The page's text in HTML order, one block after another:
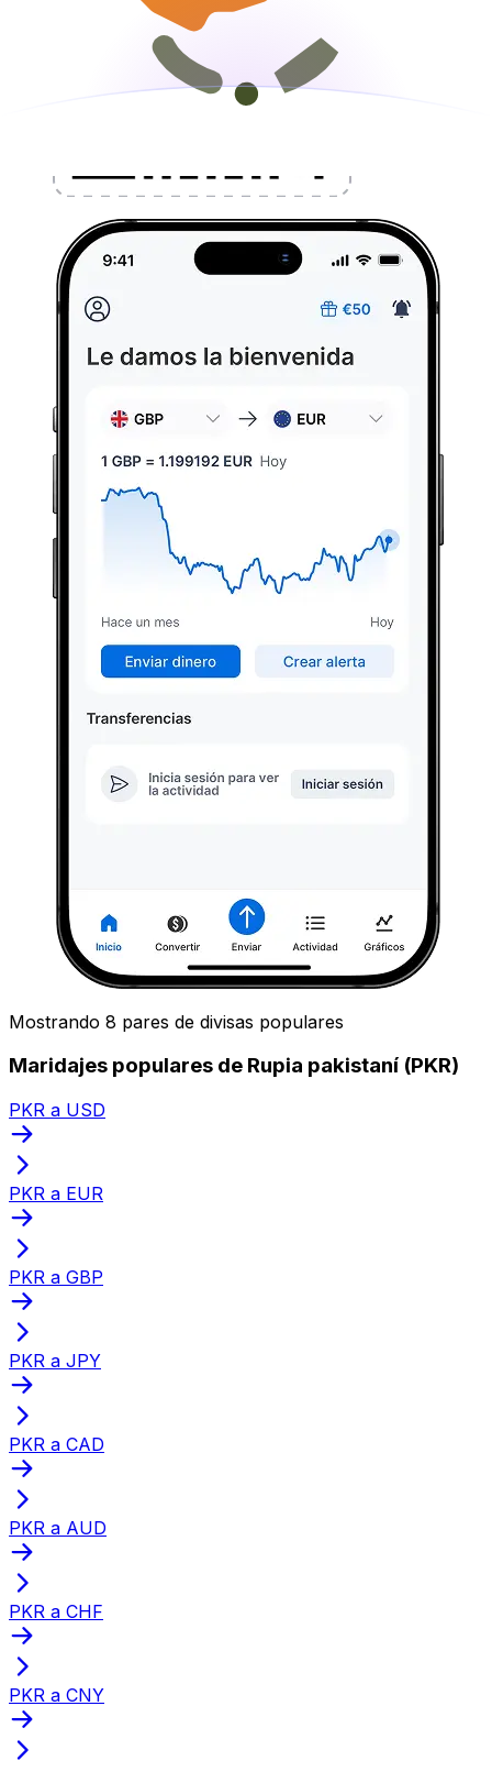
Mostrando 8 pares de divisas populares
Maridajes populares de Rupia pakistaní (PKR)
PKR a USD
PKR a EUR
PKR a GBP
PKR a JPY
PKR a CAD
PKR a AUD
PKR a CHF
PKR a CNY